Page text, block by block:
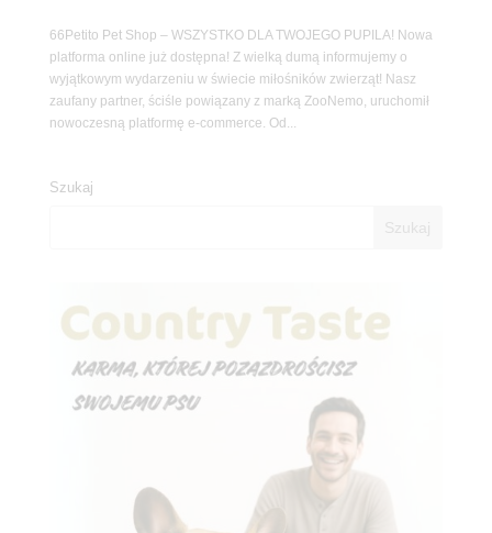
66Petito Pet Shop – WSZYSTKO DLA TWOJEGO PUPILA! Nowa
platforma online już dostępna! Z wielką dumą informujemy o
wyjątkowym wydarzeniu w świecie miłośników zwierząt! Nasz
zaufany partner, ściśle powiązany z marką ZooNemo, uruchomił
nowoczesną platformę e-commerce. Od...
Szukaj